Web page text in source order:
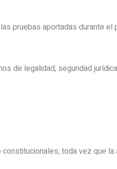
pruebas aportadas durante el
de legalidad, seguridad
toda vez que